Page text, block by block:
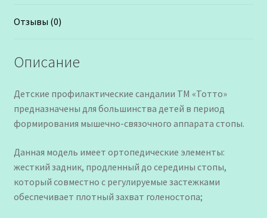
Отзывы (0)
Описание
Детские профилактические сандалии ТМ «Тотто»
предназначены для большинства детей в период
формирования мышечно-связочного аппарата стопы.
Данная модель имеет ортопедические элементы:
жесткий задник, продленный до середины стопы,
который совместно с регулируемые застежками
обеспечивает плотный захват голеностопа;